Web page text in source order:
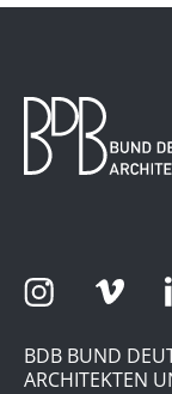
BDB BUND
ARCHITEKTEN